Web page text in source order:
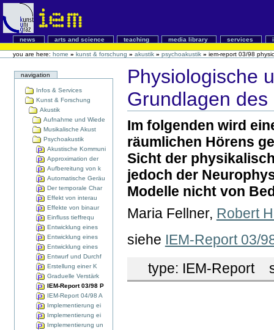
news arts and science teaching media library services
you are here: home » kunst & forschung » akustik » psychoakustik » iem-report 03/98
navigation
Infos & Services
Kunst & Forschung
Akustik
Aufnahme und Wiede
Musikalische Akust
Psychoakustik
Akustische Kommuni
Approximation der
Aufbereitung von k
Automatische Geräu
Der temporale Char
Effekt von interau
Effekte von binaur
Einfluss tieffrequ
Entwicklung eines
Entwicklung eines
Entwicklung eines
Entwurf und Durchf
Erstellung einer K
Graduelle Verstärk
IEM-Report 03/98 P
IEM-Report 04/98 A
Implementierung ei
Implementierung ei
Implementierung un
Physiologische
Grundlagen
Im folgenden wird
räumlichen Hörens
Sicht der
jedoch der
Modelle nicht von
Maria Fellner, Robert
siehe IEM-Report 03/
type: IEM-Report